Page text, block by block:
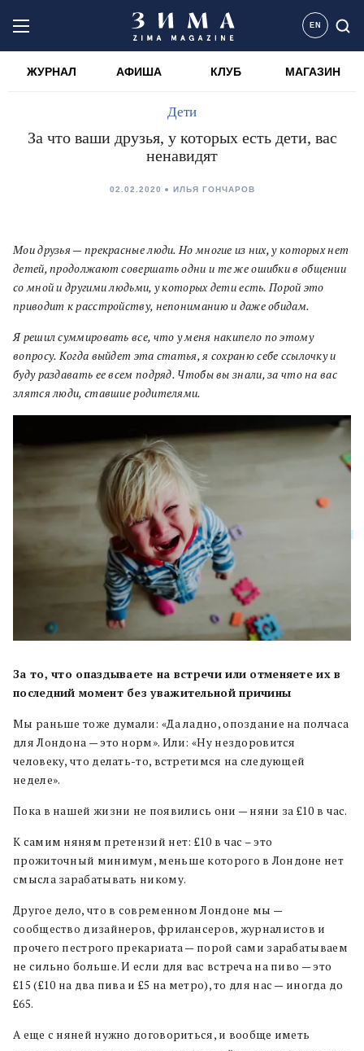
EN
ЖУРНАЛ АФИША КЛУБ МАГАЗИН
Дети
За что ваши друзья, у которых есть дети, вас
ненавидят
02.02.2020 ИЛЬЯ ГОНЧАРОВ
Мои друзья — прекрасные люди. Но многие из них, у которых нет
детей, продолжают совершать одни и те же ошибки в общении
со мной и другими людьми, у которых дети есть. Порой это
приводит к расстройству, непониманию и даже обидам.
Я решил суммировать все, что у меня накипело по этому
вопросу. Когда выйдет эта статья, я сохраню себе ссылочку и
буду раздавать ее всем подряд. Чтобы вы знали, за что на вас
злятся люди, ставшие родителями.
За то, что опаздываете на встречи или отменяете их в
последний момент без уважительной причины
Мы раньше тоже думали: «Да ладно, опоздание на полчаса
для Лондона — это норм». Или: «Ну нездоровится
человеку, что делать-то, встретимся на следующей
неделе».
Пока в нашей жизни не появились они — няни за £10 в час.
К самим няням претензий нет: £10 в час – это
прожиточный минимум, меньше которого в Лондоне нет
смысла зарабатывать никому.
Другое дело, что в современном Лондоне мы —
сообщество дизайнеров, фрилансеров, журналистов и
прочего пестрого прекариата — порой сами зарабатываем
не сильно больше. И если для вас встреча на пиво — это
£15 (£10 на два пива и £5 на метро), то для нас — иногда до
£65.
А еще с няней нужно договориться, и вообще иметь